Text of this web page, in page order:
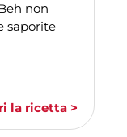
non
saporite
la ricetta >